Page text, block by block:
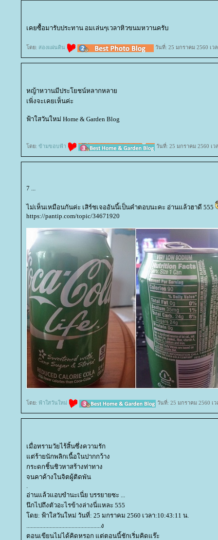
เคยซื้อมารับประทาน อมเล่นๆเวลาหิวขนมหวานครับ
ดย: สองแผ่นดิน วันที่: 25 มกราคม 2560 เว
หญ้าหวานมีประโยชน์หลากหลา
เพิ่งจะเคยเห็นค่ะ
ฟ้าใสวันใหม่ Home & Garden Blog
ดย: ข้ามขอบฟ้า วันที่: 25 มกราคม 2560 เว
7 ...
ไม่เห็นเหมือนกันค่ะ เสิร์ชเจออันนี้เป็นคำตอบนะคะ อ่านแล้วฮาดี 555
https://pantip.com/topic/34671920
ดย: ฟ้าใสวันใหม่ วันที่: 25 มกราคม 2560 เ
เมื่อทรามวัยไร้สิ้นซึ่งความรัก
ต่ร้ายนักพลิกเนื้อในปากกว้าง
กระดกชิ้นชิวหาสร้างท่าทาง
จนคาค้างในจิตผู้ติดพัน
.
อ่านแล้วแอบขำนะเนี่ย บรรยายซะ ...
นึกไปถึงตัวอะไรข้างล่างนี่แหละ 555
ดย: ฟ้าใสวันใหม่ วันที่: 25 มกราคม 2560 เวลา:10:43:11 น.
...................................................ง
ตอนเขียนไม่ได้คิดหรอก แต่ตอนนี้ชักเริ่มคิดแร๊ะ